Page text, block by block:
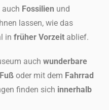
auch Fossilien und
lassen, wie das
in früher Vorzeit ablief.
auch wunderbare
oder mit dem Fahrrad
finden sich innerhalb